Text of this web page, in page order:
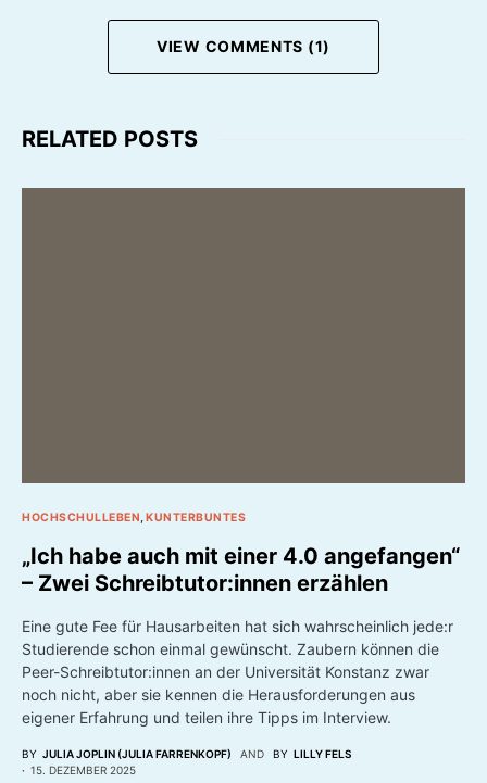
VIEW COMMENTS (1)
RELATED POSTS
HOCHSCHULLEBEN KUNTERBUNTES
„Ich habe auch mit einer 4.0 angefangen“
– Zwei Schreibtutor:innen erzählen
Eine gute Fee für Hausarbeiten hat sich wahrscheinlich jede:r
Studierende schon einmal gewünscht. Zaubern können die
Peer-Schreibtutor:innen an der Universität Konstanz zwar
noch nicht, aber sie kennen die Herausforderungen aus
eigener Erfahrung und teilen ihre Tipps im Interview.
BY JULIA JOPLIN (JULIA FARRENKOPF) AND BY LILLY FELS
15. DEZEMBER 2025